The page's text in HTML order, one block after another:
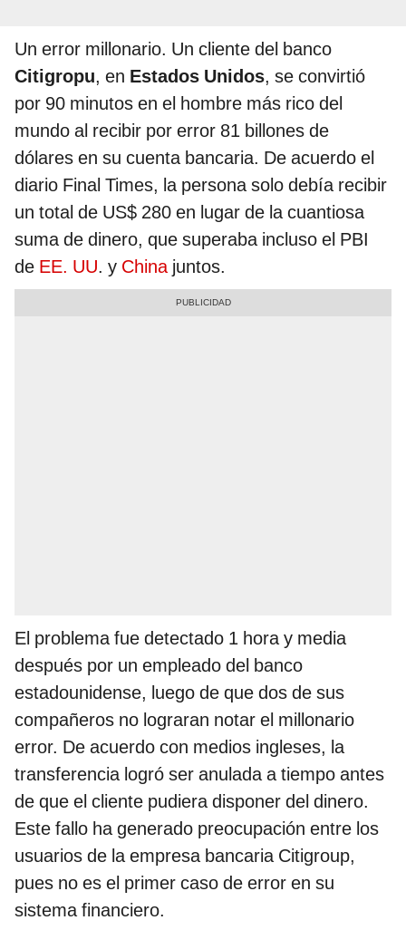
Un error millonario. Un cliente del banco
Citigropu, en Estados Unidos, se convirtió
por 90 minutos en el hombre más rico del
mundo al recibir por error 81 billones de
dólares en su cuenta bancaria. De acuerdo el
diario Final Times, la persona solo debía recibir
un total de US$ 280 en lugar de la cuantiosa
suma de dinero, que superaba incluso el PBI
de EE. UU. y China juntos.
El problema fue detectado 1 hora y media
después por un empleado del banco
estadounidense, luego de que dos de sus
compañeros no lograran notar el millonario
error. De acuerdo con medios ingleses, la
transferencia logró ser anulada a tiempo antes
de que el cliente pudiera disponer del dinero.
Este fallo ha generado preocupación entre los
usuarios de la empresa bancaria Citigroup,
pues no es el primer caso de error en su
sistema financiero.